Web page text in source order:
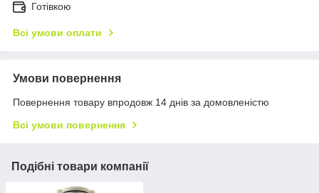
Готівкою
Всі умови оплати
Умови повернення
Повернення товару впродовж 14 днів за домовленістю
Всі умови повернення
Подібні товари компанії